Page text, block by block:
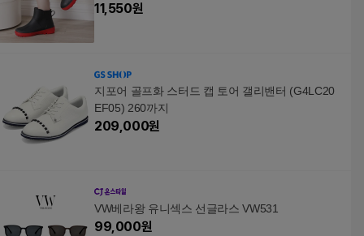
11,550원
지포어 골프화 스터드 캡 토어 갤리밴터 (G4LC20
EF05) 260까지
209,000원
VW베라왕 유니섹스 선글라스 VW531
99,000원